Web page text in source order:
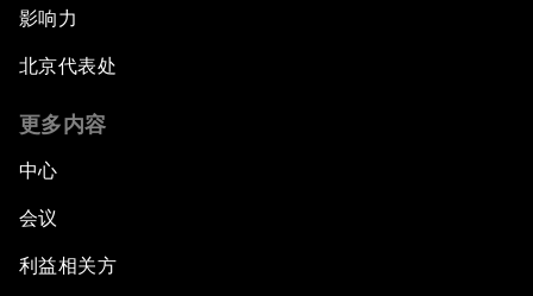
影响力
北京代表处
更多内容
中心
会议
利益相关方